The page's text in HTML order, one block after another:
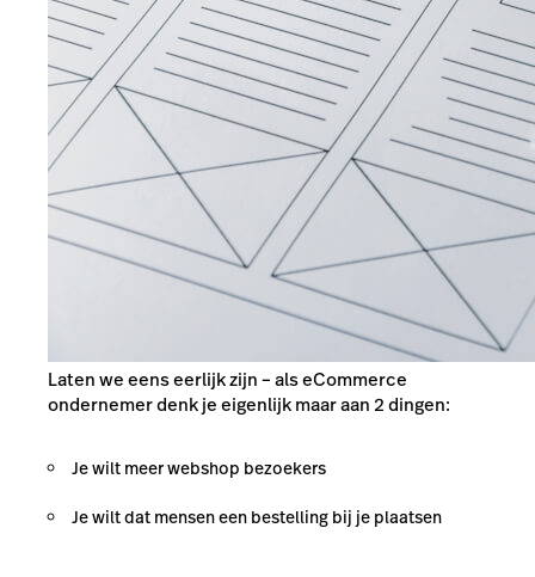
Laten we eens eerlijk zijn – als eCommerce
ondernemer denk je eigenlijk maar aan 2 dingen:
Je wilt meer webshop bezoekers
Je wilt dat mensen een bestelling bij je plaatsen